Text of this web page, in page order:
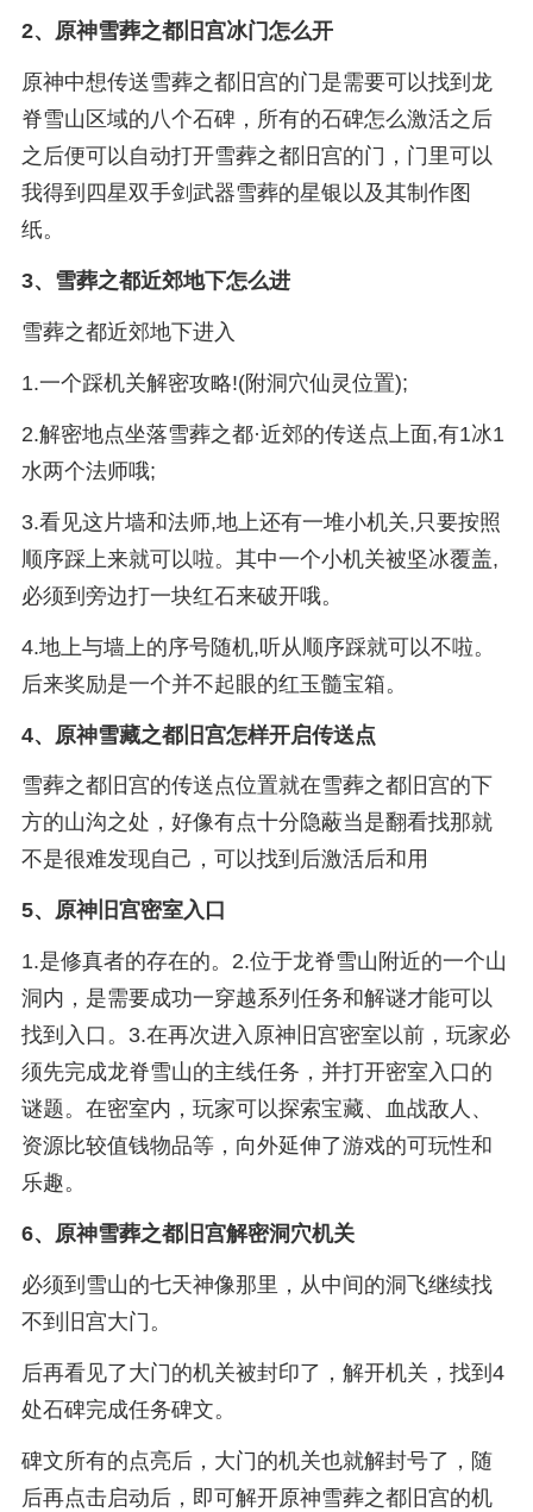
2、 原神雪葬之都旧宫冰门怎么开
原神中想传送雪葬之都旧宫的门是需要可以找到龙
脊雪山区域的八个石碑，所有的石碑怎么激活之后
之后便可以自动打开雪葬之都旧宫的门，门里可以
我得到四星双手剑武器雪葬的星银以及其制作图
纸。
3、 雪葬之都近郊地下怎么进
雪葬之都近郊地下进入
1.一个踩机关解密攻略!(附洞穴仙灵位置);
2.解密地点坐落雪葬之都·近郊的传送点上面,有1冰1
水两个法师哦;
3.看见这片墙和法师,地上还有一堆小机关,只要按照
顺序踩上来就可以啦。其中一个小机关被坚冰覆盖,
必须到旁边打一块红石来破开哦。
4.地上与墙上的序号随机,听从顺序踩就可以不啦。
后来奖励是一个并不起眼的红玉髓宝箱。
4、 原神雪藏之都旧宫怎样开启传送点
雪葬之都旧宫的传送点位置就在雪葬之都旧宫的下
方的山沟之处，好像有点十分隐蔽当是翻看找那就
不是很难发现自己，可以找到后激活后和用
5、 原神旧宫密室入口
1.是修真者的存在的。2.位于龙脊雪山附近的一个山
洞内，是需要成功一穿越系列任务和解谜才能可以
找到入口。3.在再次进入原神旧宫密室以前，玩家必
须先完成龙脊雪山的主线任务，并打开密室入口的
谜题。在密室内，玩家可以探索宝藏、血战敌人、
资源比较值钱物品等，向外延伸了游戏的可玩性和
乐趣。
6、 原神雪葬之都旧宫解密洞穴机关
必须到雪山的七天神像那里，从中间的洞飞继续找
不到旧宫大门。
后再看见了大门的机关被封印了，解开机关，找到4
处石碑完成任务碑文。
碑文所有的点亮后，大门的机关也就解封号了，随
后再点击启动后，即可解开原神雪葬之都旧宫的机